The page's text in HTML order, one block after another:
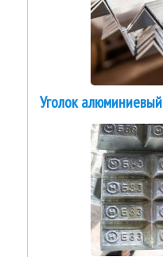
Уголок алюминиевый